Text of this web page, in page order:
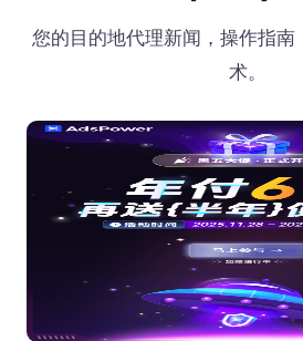
您的目的地代理新闻，操作指南
术。